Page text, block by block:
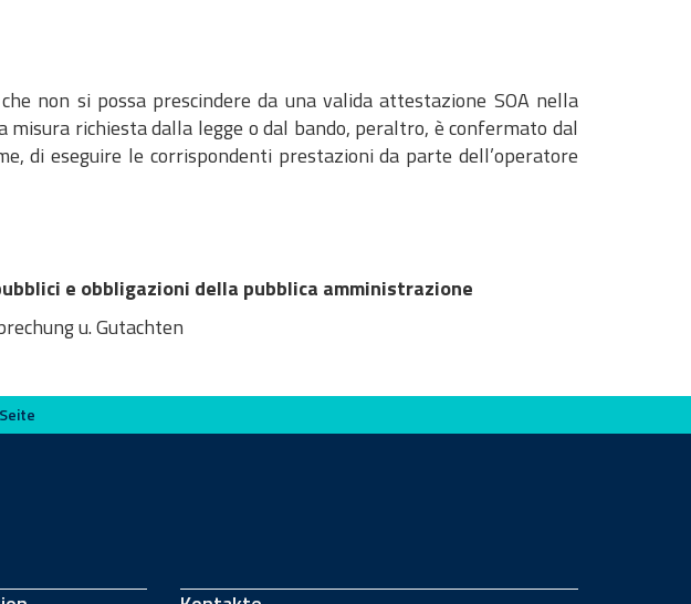
non si possa prescindere da una valida attestazione SOA nella
richiesta dalla legge o dal bando, peraltro, è confermato dal
di eseguire le corrispondenti prestazioni da parte dell’operatore
e obbligazioni della pubblica amministrazione
u. Gutachten